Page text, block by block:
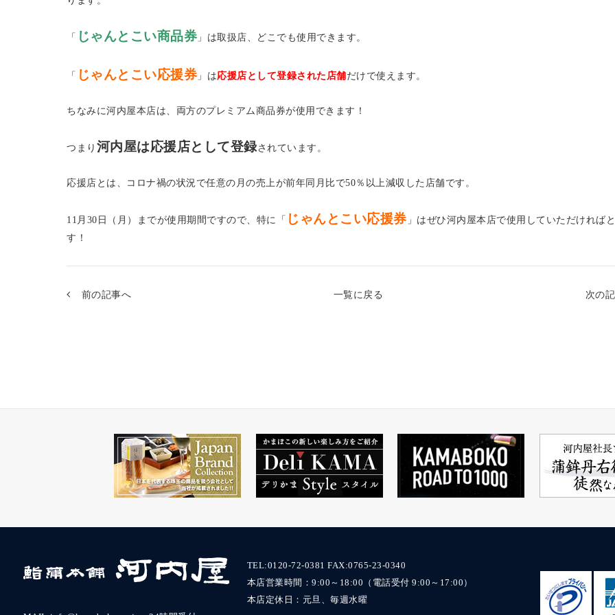
「 じゃんとこい商品券 」は取扱店、どこでも使用できます。
「 じゃんとこい応援券 」は応援店として登録された店舗だけで使えます。
ちなみに河内屋本店は、両方のプレミアム商品券が使用できます！
つまり 河内屋は応援店として登録されています。
応援店とは、コロナ禍の状況で任意の月の売上が前年同月比で50％以上減収した店舗です。
11月30日（月）までが使用期間ですので、特に「 じゃんとこい応援券 」はぜひ河内屋本店で使用していただければ
す！
前の記事へ 一覧に戻る 次の
TEL:0120-72-0381 FAX:0765-23-0340
本店営業時間：9:00～18:00（電話受付 9:00～17:00）
本店定休日：元旦、毎週水曜